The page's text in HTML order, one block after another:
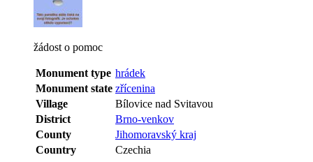
žádost o pomoc
Monument type hrádek
Monument state zřícenina
Village
Bílovice nad Svitavou
District
Brno-venkov
County
Jihomoravský kraj
Country
Czechia